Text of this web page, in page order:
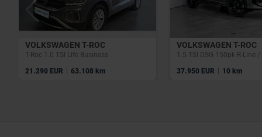
VOLKSWAGEN T-ROC
T-Roc 1.0 TSI Life Business
21.290 EUR | 63.108 km
VOLKSWAGEN T-ROC
37.950 EUR | 10 km